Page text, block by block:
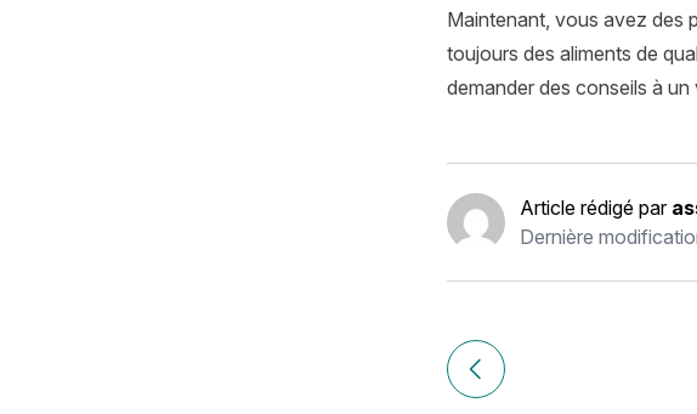
Maintenant, vous avez des
toujours des aliments de
demander des conseils à un
Article rédigé par
Dernière
Navigation
de
Article précédent Mon